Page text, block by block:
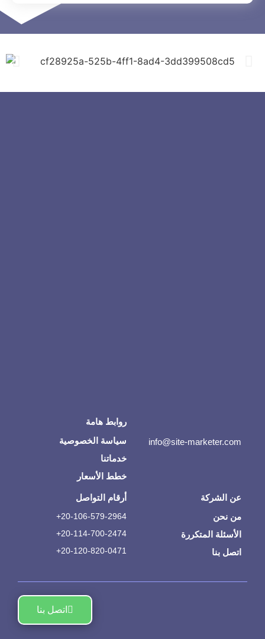
info@site-marketer.com
روابط هامة
سياسة الخصوصية
خدماتنا
خطط الأسعار
عن الشركة
من نحن
الأسئلة المتكررة
اتصل بنا
أرقام التواصل
20-106-579-2964+
20-114-700-2474+
20-120-820-0471+
اتصل بنا